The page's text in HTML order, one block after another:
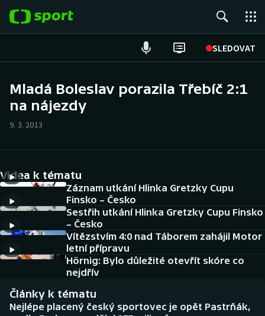
SLEDOVAT
Hokej
Cyklistika
DALŠÍ SPORTY
Americký fotbal
Baseball a softbal
Basketbal
NEPŘEHLÉDNĚTE
Historické návraty
Mladá Boleslav porazila Třebíč 2:1
na nájezdy
9. 3. 2013
Videa k tématu
Záznam utkání Hlinka Gretzky Cupu
Finsko – Česko
Sestřih utkání Hlinka Gretzky Cupu Finsko
– Česko
Vítězstvím 4:0 nad Táborem zahájil Motor
letní přípravu
Hörnig: Bylo důležité otevřít skóre co
nejdřív
Články k tématu
Nejlépe placený český sportovec je opět Pastrňák,